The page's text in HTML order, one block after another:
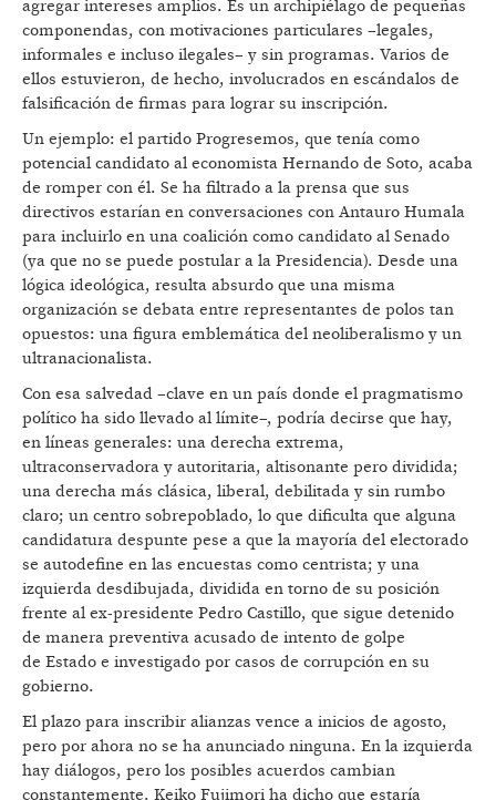
agregar intereses amplios. Es un archipiélago de pequeñas
componendas, con motivaciones particulares –legales,
informales e incluso ilegales– y sin programas. Varios de
ellos estuvieron, de hecho, involucrados en escándalos de
falsificación de firmas para lograr su inscripción.
Un ejemplo: el partido Progresemos, que tenía como
potencial candidato al economista Hernando de Soto, acaba
de romper con él. Se ha filtrado a la prensa que sus
directivos estarían en conversaciones con Antauro Humala
para incluirlo en una coalición como candidato al Senado
(ya que no se puede postular a la Presidencia). Desde una
lógica ideológica, resulta absurdo que una misma
organización se debata entre representantes de polos tan
opuestos: una figura emblemática del neoliberalismo y un
ultranacionalista.
Con esa salvedad –clave en un país donde el pragmatismo
político ha sido llevado al límite–, podría decirse que hay,
en líneas generales: una derecha extrema,
ultraconservadora y autoritaria, altisonante pero dividida;
una derecha más clásica, liberal, debilitada y sin rumbo
claro; un centro sobrepoblado, lo que dificulta que alguna
candidatura despunte pese a que la mayoría del electorado
se autodefine en las encuestas como centrista; y una
izquierda desdibujada, dividida en torno de su posición
frente al ex-presidente Pedro Castillo, que sigue detenido
de manera preventiva acusado de intento de golpe
de Estado e investigado por casos de corrupción en su
gobierno.
El plazo para inscribir alianzas vence a inicios de agosto,
pero por ahora no se ha anunciado ninguna. En la izquierda
hay diálogos, pero los posibles acuerdos cambian
constantemente. Keiko Fujimori ha dicho que estaría